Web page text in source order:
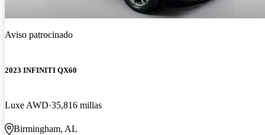
Aviso patrocinado
2023 INFINITI QX60
Luxe AWD 35,816 millas
Birmingham, AL